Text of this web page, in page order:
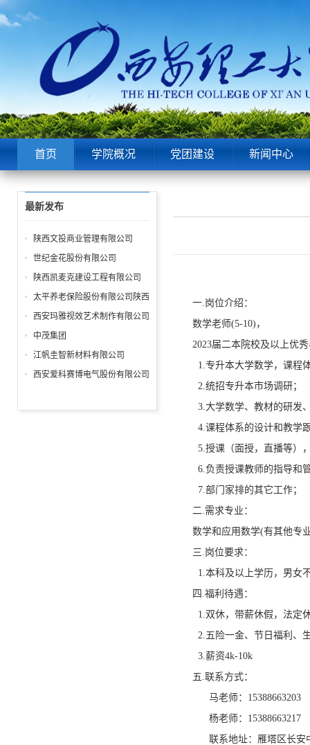
首页 学院概况 党团建设 新闻中心
一.岗位介绍：
数学老师(5-10)，
2023届二本院校及以上优
1.专升本大学数学，课程
2.统招专升本市场调研；
3.大学数学、教材的研发
4.课程体系的设计和教学
5.授课（面授，直播等）
6.负责授课教师的指导和
7.部门家排的其它工作；
二.需求专业：
数学和应用数学(有其他专
三.岗位要求：
1.本科及以上学历，男女
四.福利待遇：
1.双休，带薪休假，法定
2.五险一金、节日福利、
3.薪资4k-10k
五.联系方式：
马老师：15388663203
杨老师：15388663217
联系地址：雁塔区长安
最新发布
陕西文投商业管理有限公司
世纪金花股份有限公司
陕西凯麦克建设工程有限公司
太平养老保险股份有限公司陕西
分公司
西安玛雅视效艺术制作有限公司
中茂集团
江帆圭智新材料有限公司
西安爱科赛博电气股份有限公司